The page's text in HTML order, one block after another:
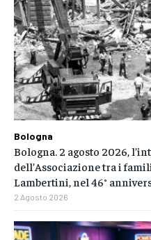
Bologna
Bologna. 2 agosto 2026,
dell’Associazione tra i
Lambertini, nel 46°
2 Agosto 2026